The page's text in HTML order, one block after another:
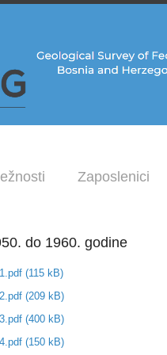
Zaposlenici
do 1960. godine
(115 kB)
(209 kB)
(400 kB)
(150 kB)